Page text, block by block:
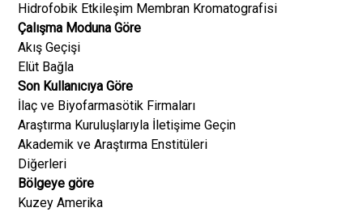
Hidrofobik Etkileşim Membran Kromatografisi
Çalışma Moduna Göre
Akış Geçişi
Elüt Bağla
Son Kullanıcıya Göre
İlaç ve Biyofarmasötik Firmaları
Araştırma Kuruluşlarıyla İletişime Geçin
Akademik ve Araştırma Enstitüleri
Diğerleri
Bölgeye göre
Kuzey Amerika